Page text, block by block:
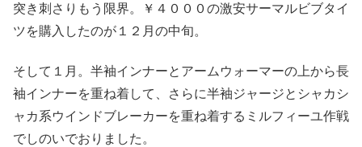
突き刺さりもう限界。￥４０００の激安サーマルビブタイ
ツを購入したのが１２月の中旬。
そして１月。半袖インナーとアームウォーマーの上から長
袖インナーを重ね着して、さらに半袖ジャージとシャカシ
ャカ系ウインドブレーカーを重ね着するミルフィーユ作戦
でしのいでおりました。